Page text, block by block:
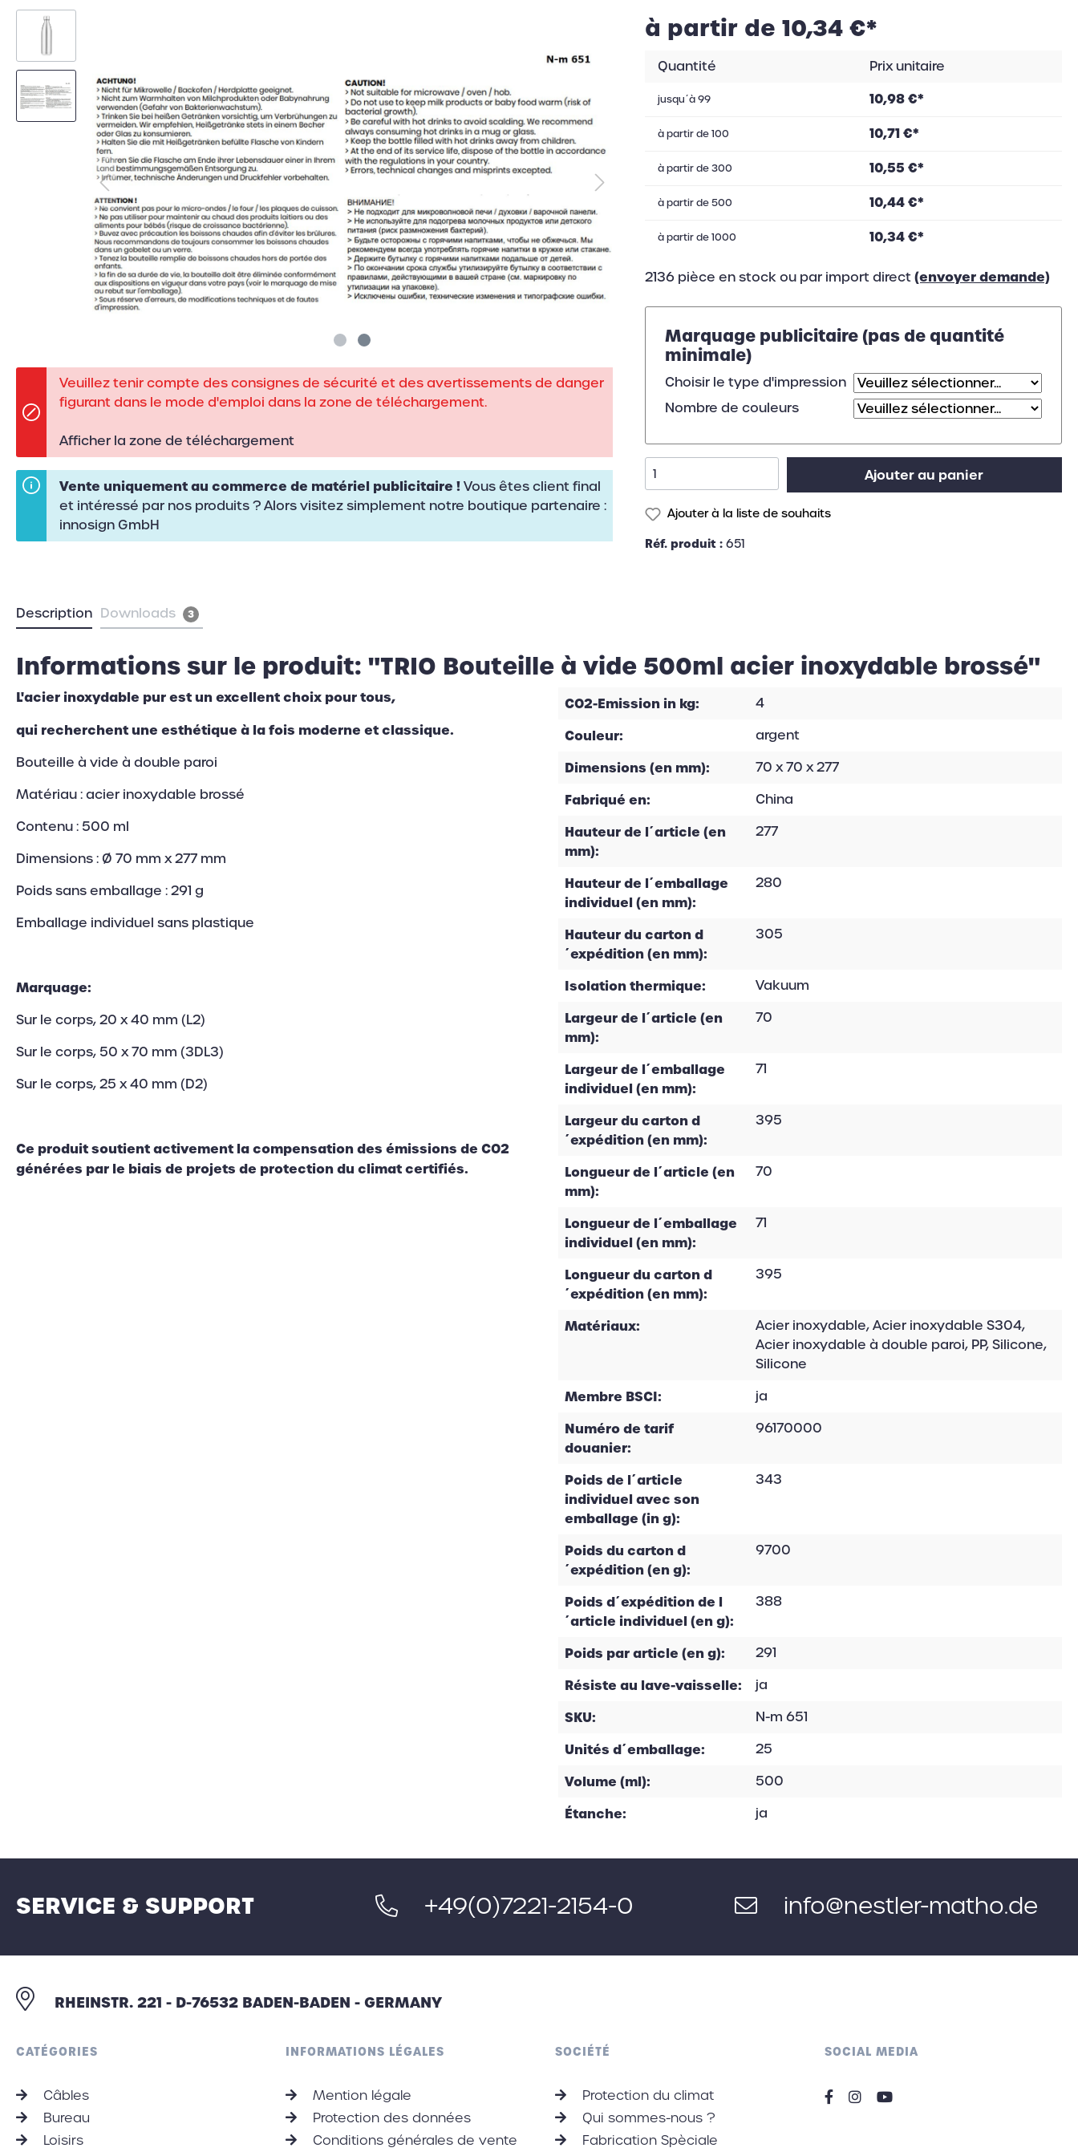
portable
RFID
Veuillez tenir compte des consignes de sécurité et des avertissements de danger
figurant dans le mode d'emploi dans la zone de téléchargement.
Afficher la zone de téléchargement
Vente uniquement au commerce de matériel publicitaire !Vous êtes client final
et intéressé par nos produits ? Alors visitez simplement notre boutique partenaire :
innosign GmbH
à partir de 10,34 €*
Quantité Prix unitaire
jusqu´à99 10,98 €*
à partir de100 10,71 €*
à partir de300 10,55 €*
à partir de500 10,44 €*
à partir de1000 10,34 €*
2136 pièce en stock ou par import direct(envoyer demande)
Marquage publicitaire (pas de quantité
minimale)
Choisir le type d'impression
Nombre de couleurs
Ajouter au panier
Ajouter à la liste de souhaits
Réf. produit : 651
Description Downloads 3
Informations sur le produit: "TRIO Bouteille à vide 500ml acier inoxydable brossé"
L'acier inoxydable pur est un excellent choix pour tous,
qui recherchent une esthétique à la fois moderne et classique.
Bouteille à vide à double paroi
Matériau : acier inoxydable brossé
Contenu : 500 ml
Dimensions : Ø 70 mm x 277 mm
Poids sans emballage : 291 g
Emballage individuel sans plastique
Marquage:
Sur le corps, 20 x 40 mm (L2)
Sur le corps, 50 x 70 mm (3DL3)
Sur le corps, 25 x 40 mm (D2)
Ce produit soutient activement la compensation des émissions de CO2
générées par le biais de projets de protection du climat certifiés.
CO2-Emission in kg: 4
Couleur: argent
Dimensions (en mm): 70 x 70 x 277
Fabriqué en: China
Hauteur de l´article (en
mm):
277
Hauteur de l´emballage
individuel (en mm):
280
Hauteur du carton d
´expédition (en mm):
305
Isolation thermique: Vakuum
Largeur de l´article (en
mm):
70
Largeur de l´emballage
individuel (en mm):
71
Largeur du carton d
´expédition (en mm):
395
Longueur de l´article (en
mm):
70
Longueur de l´emballage
individuel (en mm):
71
Longueur du carton d
´expédition (en mm):
395
Matériaux:
Acier inoxydable, Acier inoxydable S304,
Acier inoxydable à double paroi, PP, Silicone,
Silicone
Membre BSCI: ja
Numéro de tarif
douanier:
96170000
Poids de l´article
individuel avec son
emballage (in g):
343
Poids du carton d
´expédition (en g):
9700
Poids d´expédition de l
´article individuel (en g):
388
Poids par article (en g): 291
Résiste au lave-vaisselle: ja
SKU: N-m 651
Unités d´emballage: 25
Volume (ml): 500
Étanche: ja
SERVICE & SUPPORT +49(0)7221-2154-0 info@nestler-matho.de
RHEINSTR. 221 - D-76532 BADEN-BADEN - GERMANY
CATÉGORIES
Câbles
Bureau
Loisirs
INFORMATIONS LÉGALES
Mention légale
Protection des données
Conditions générales de vente
SOCIÉTÉ
Protection du climat
Qui sommes-nous ?
Fabrication Spèciale
SOCIAL MEDIA